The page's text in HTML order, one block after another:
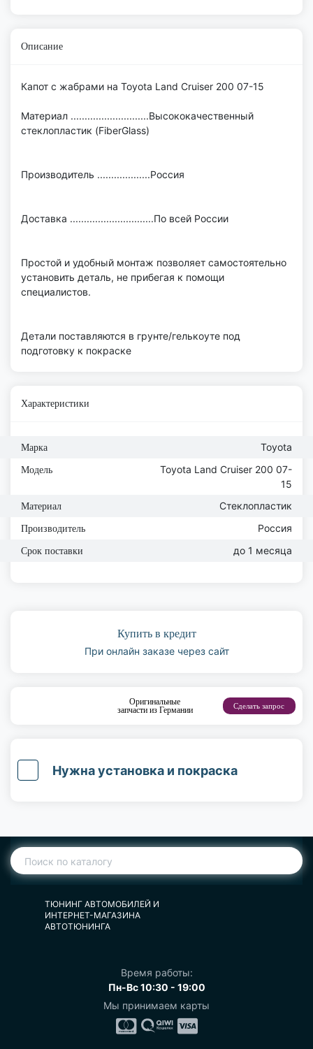
Описание
Капот с жабрами на Toyota Land Cruiser 200 07-15
Материал ............................Высококачественный
стеклопластик (FiberGlass)
Производитель ...................Россия
Доставка ..............................По всей России
Простой и удобный монтаж позволяет самостоятельно
установить деталь, не прибегая к помощи
специалистов.
Детали поставляются в грунте/гелькоуте под
подготовку к покраске
Характеристики
Марка Toyota
Модель
Toyota Land Cruiser 200 07-
15
Материал Стеклопластик
Производитель Россия
Срок поставки до 1 месяца
Купить в кредит
При онлайн заказе через сайт
Оригинальные
запчасти из Германии
Сделать запрос
Нужна установка и покраска
ТЮНИНГ АВТОМОБИЛЕЙ И
ИНТЕРНЕТ-МАГАЗИНА
АВТОТЮНИНГА
Время работы:
Пн-Вс 10:30 - 19:00
Мы принимаем карты